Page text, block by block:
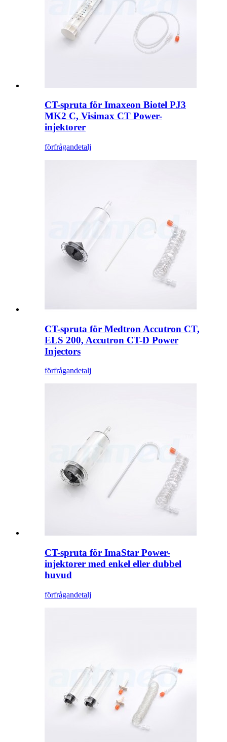
CT-spruta för Imaxeon Biotel PJ3
MK2 C, Visimax CT Power-
injektorer
förfrågandetalj
CT-spruta för Medtron Accutron CT,
ELS 200, Accutron CT-D Power
Injectors
förfrågandetalj
CT-spruta för ImaStar Power-
injektorer med enkel eller dubbel
huvud
förfrågandetalj